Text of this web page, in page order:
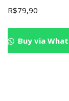
R$79,90
Buy via